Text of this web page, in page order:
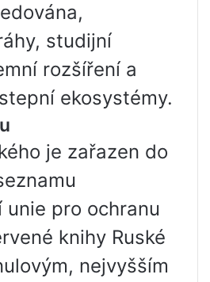
studijní
rozšíření a
ekosystémy.
je zařazen do
unie pro ochranu
knihy Ruské
nejvyšším